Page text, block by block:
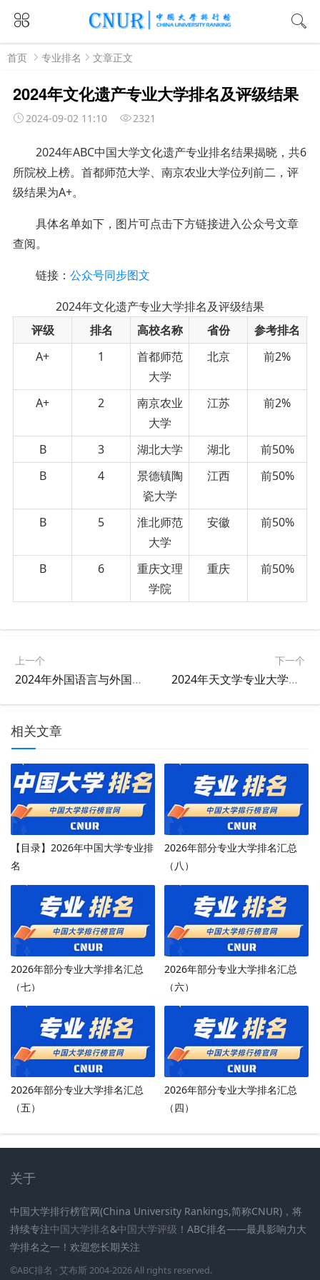
首页 专业排名 文章正文
2024年文化遗产专业大学排名及评级结果
2024-09-02 11:10 2321
2024年ABC中国大学文化遗产专业排名结果揭晓，共6
所院校上榜。 首都师范大学、南京农业大学位列前二，评
级结果为A+。
具体名单如下，图片可点击下方链接进入公众号文章
查阅。
链接： 公众号同步图文
2024年文化遗产专业大学排名及评级结果
评级
排名 高校名称 省份
参考排名
A+
1
首都师范
大学
北京 前2%
A+ 2
南京农业
大学
江苏 前2%
B 3 湖北大学 湖北
前50%
B
4
景德镇陶
瓷大学
江西 前50%
B 5
淮北师范
大学
安徽 前50%
B 6
重庆文理
学院
重庆 前50%
上一个
2024年外国语言与外国历史专业大学排名及评级结果
下一个
2024年天文学专业大学排名及评级结果
相关文章
【目录】2026年中国大学专业排
名
2026年部分专业大学排名汇总
（八）
2026年部分专业大学排名汇总
（七）
2026年部分专业大学排名汇总
（六）
2026年部分专业大学排名汇总
（五）
2026年部分专业大学排名汇总
（四）
关于
中国大学排行榜官网(China University Rankings,简称CNUR)，将
持续专注中国大学排名&中国大学评级 ！ABC排名——最具影响力大
学排名之一！欢迎您长期关注
©ABC排名 · 艾布斯 2004-2026 All rights reserved.